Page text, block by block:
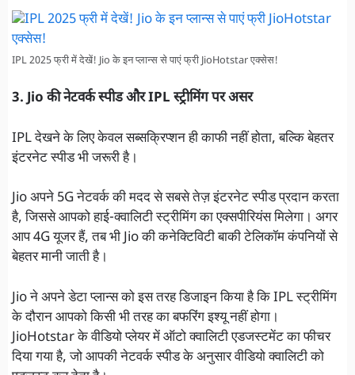
IPL 2025 फ्री में देखें! Jio के इन प्लान्स से पाएं फ्री JioHotstar एक्सेस!
3. Jio की नेटवर्क स्पीड और IPL स्ट्रीमिंग पर असर
IPL देखने के लिए केवल सब्सक्रिप्शन ही काफी नहीं होता, बल्कि बेहतर
इंटरनेट स्पीड भी जरूरी है।
Jio अपने 5G नेटवर्क की मदद से सबसे तेज़ इंटरनेट स्पीड प्रदान करता
है, जिससे आपको हाई-क्वालिटी स्ट्रीमिंग का एक्सपीरियंस मिलेगा। अगर
आप 4G यूजर हैं, तब भी Jio की कनेक्टिविटी बाकी टेलिकॉम कंपनियों से
बेहतर मानी जाती है।
Jio ने अपने डेटा प्लान्स को इस तरह डिजाइन किया है कि IPL स्ट्रीमिंग
के दौरान आपको किसी भी तरह का बफरिंग इश्यू नहीं होगा।
JioHotstar के वीडियो प्लेयर में ऑटो क्वालिटी एडजस्टमेंट का फीचर
दिया गया है, जो आपकी नेटवर्क स्पीड के अनुसार वीडियो क्वालिटी को